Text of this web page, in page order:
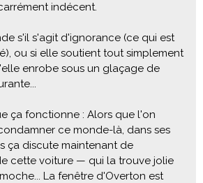
indécent.
s'il s'agit d'ignorance (ce qui est
ou si elle soutient tout simplement
enrobe sous un glaçage de
ça fonctionne : Alors que l'on
ce monde-là, dans ses
ça discute maintenant de
cette voiture — qui la trouve jolie
La fenêtre d'Overton est